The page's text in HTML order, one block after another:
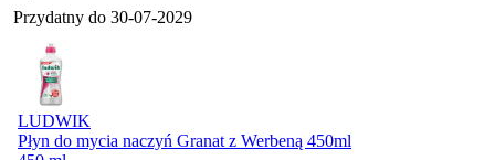
Przydatny do 30-07-2029
LUDWIK
Płyn do mycia naczyń Granat z Werbeną 450ml